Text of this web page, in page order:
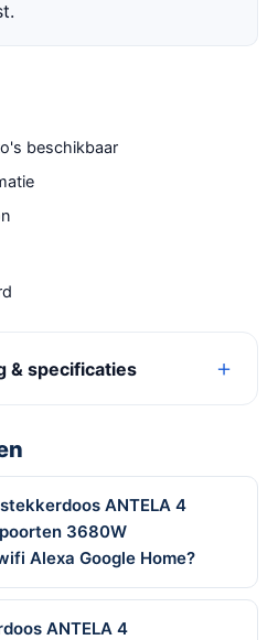
beschikbaar
& specificaties
ANTELA 4
3680W
Alexa Google Home?
ANTELA 4